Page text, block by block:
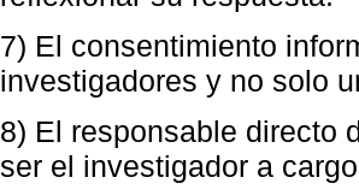
7) El consentimiento
investigadores y no solo
8) El responsable directo
ser el investigador a